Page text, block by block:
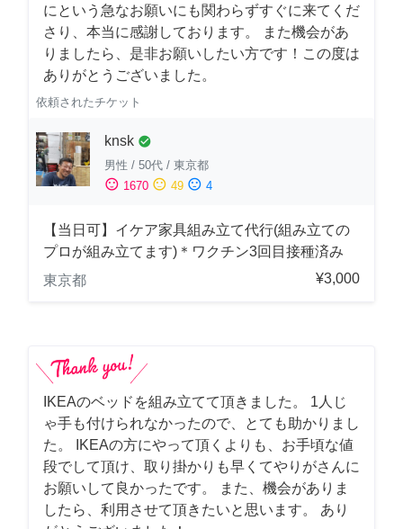
にという急なお願いにも関わらずすぐに来てくだ
さり、本当に感謝しております。 また機会があ
りましたら、是非お願いしたい方です！この度は
ありがとうございました。
依頼されたチケット
knsk check_circle
男性 / 50代 / 東京都
sentiment_satisfied 1670 sentiment_neutral 49 sentiment_dissatisfied 4
【当日可】イケア家具組み立て代行(組み立ての
プロが組み立てます)＊ワクチン3回目接種済み
東京都
¥3,000
IKEAのベッドを組み立てて頂きました。 1人じ
ゃ手も付けられなかったので、とても助かりまし
た。 IKEAの方にやって頂くよりも、お手頃な値
段でして頂け、取り掛かりも早くてやりがさんに
お願いして良かったです。 また、機会がありま
したら、利用させて頂きたいと思います。 あり